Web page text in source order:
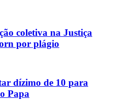
coletiva na Justiça
por plágio
dízimo de 10 para
Papa